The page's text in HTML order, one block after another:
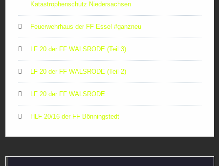
Katastrophenschutz Niedersachsen
Feuerwehrhaus der FF Essel #ganzneu
LF 20 der FF WALSRODE (Teil 3)
LF 20 der FF WALSRODE (Teil 2)
LF 20 der FF WALSRODE
HLF 20/16 der FF Bönningstedt